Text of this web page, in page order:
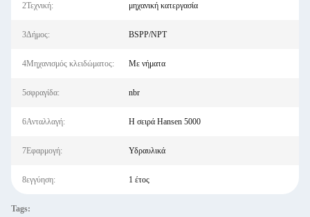
2Τεχνική: μηχανική κατεργασία
3Δήμος: BSPP/NPT
4Μηχανισμός κλειδώματος: Με νήματα
5σφραγίδα: nbr
6Ανταλλαγή: Η σειρά Hansen 5000
7Εφαρμογή: Υδραυλικά
8εγγύηση: 1 έτος
Tags: